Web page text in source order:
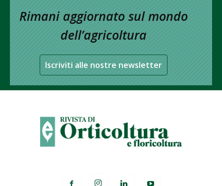
Rimani aggiornato sul mondo
dell’agricoltura
Iscriviti alle nostre newsletter